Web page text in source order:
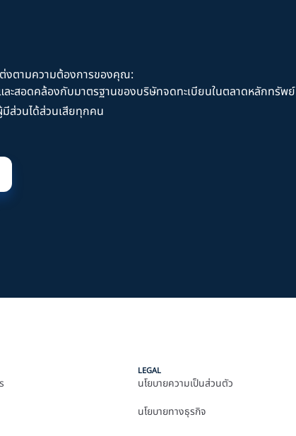
ต่งตามความต้องการของคุณ:
สอดคล้องกับมาตรฐานของบริษัทจดทะเบียนในตลาดหลักทรัพย์
ส่วนได้ส่วนเสียทุกคน
LEGAL
นโยบายความเป็นส่วนตัว
นโยบายทางธุรกิจ